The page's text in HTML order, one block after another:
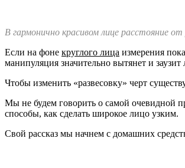
В гармонично красивом лице расстояние
Если на фоне круглого лица измерения
манипуляция значительно вытянет и
Чтобы изменить «развесовку» черт
Мы не будем говорить о самой очевидной
способы, как сделать широкое лицо узким.
Свой рассказ мы начнем с домашних